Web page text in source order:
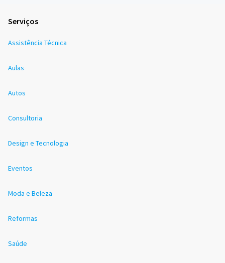
Serviços
Assistência Técnica
Aulas
Autos
Consultoria
Design e Tecnologia
Eventos
Moda e Beleza
Reformas
Saúde